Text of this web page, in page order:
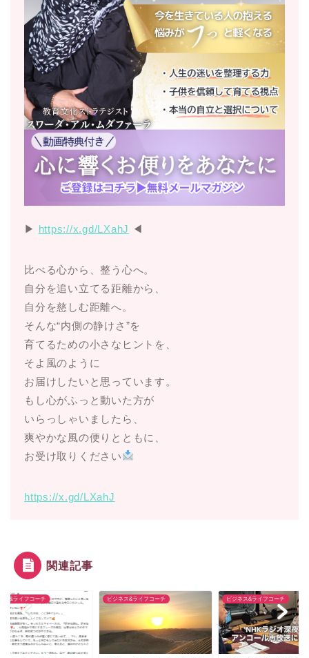
▶︎ https://x.gd/LXahJ ◀︎
比べる心から、整う心へ。
自分を追い立てる距離から、
自分を慈しむ距離へ。
そんな“内側の静けさ”を
育てるための小さなヒントを、
そよ風のように
お届けしたいと思っています。
もし心がふっと動いた方が
いらっしゃいましたら、
爽やかな風の便りとともに、
お受け取りください
https://x.gd/LXahJ
関連記事
ス&ライフコーチ ビジネス&ライフコーチ ビジネス&ライフコーチ